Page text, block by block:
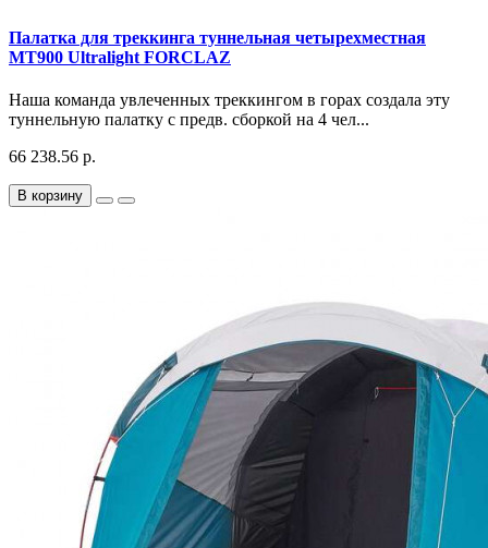
Палатка для треккинга туннельная четырехместная
MT900 Ultralight FORCLAZ
Наша команда увлеченных треккингом в горах создала эту
туннельную палатку с предв. сборкой на 4 чел...
66 238.56 р.
В корзину